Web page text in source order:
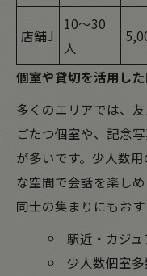
店舗J
10～30
人
個室や貸切を活用し
多くのエリアでは、
ごたつ個室や、記念
が多いです。少人数
な空間で会話を楽し
同士の集まりにもおす
駅近・カジ
少人数個室